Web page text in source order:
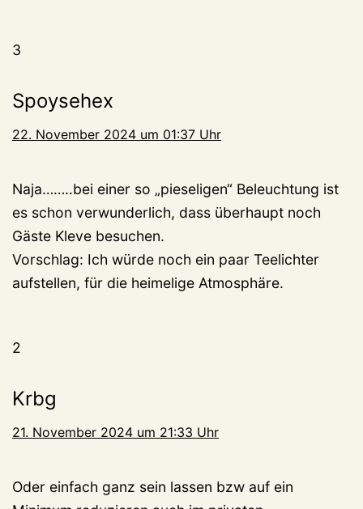
3
Spoysehex
22. November 2024 um 01:37 Uhr
Naja……..bei einer so „pieseligen“ Beleuchtung ist
es schon verwunderlich, dass überhaupt noch
Gäste Kleve besuchen.
Vorschlag: Ich würde noch ein paar Teelichter
aufstellen, für die heimelige Atmosphäre.
2
Krbg
21. November 2024 um 21:33 Uhr
Oder einfach ganz sein lassen bzw auf ein